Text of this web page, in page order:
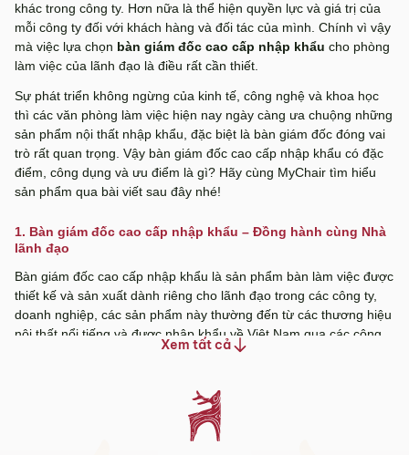
khác trong công ty. Hơn nữa là thể hiện quyền lực và giá trị của
mỗi công ty đối với khách hàng và đối tác của mình. Chính vì vậy
mà việc lựa chọn bàn giám đốc cao cấp nhập khẩu cho phòng
làm việc của lãnh đạo là điều rất cần thiết.
Sự phát triển không ngừng của kinh tế, công nghệ và khoa học
thì các văn phòng làm việc hiện nay ngày càng ưa chuộng những
sản phẩm nội thất nhập khẩu, đặc biệt là bàn giám đốc đóng vai
trò rất quan trọng. Vậy bàn giám đốc cao cấp nhập khẩu có đặc
điểm, công dụng và ưu điểm là gì? Hãy cùng MyChair tìm hiểu
sản phẩm qua bài viết sau đây nhé!
1. Bàn giám đốc cao cấp nhập khẩu – Đồng hành cùng Nhà
lãnh đạo
Bàn giám đốc cao cấp nhập khẩu là sản phẩm bàn làm việc được
thiết kế và sản xuất dành riêng cho lãnh đạo trong các công ty,
doanh nghiệp, các sản phẩm này thường đến từ các thương hiệu
nội thất nổi tiếng và được nhập khẩu về Việt Nam qua các công
ty nội thất uy tín trong đó có Thương hiệu MyChair với hơn 10
khẩu nên đây được xem là một yếu tố cần thiết nhằm phục vụ
nhu cầu người sử dụng trong nước.
Xem tất cả